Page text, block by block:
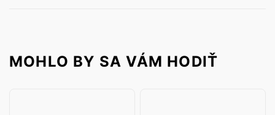
MOHLO BY SA VÁM HODIŤ